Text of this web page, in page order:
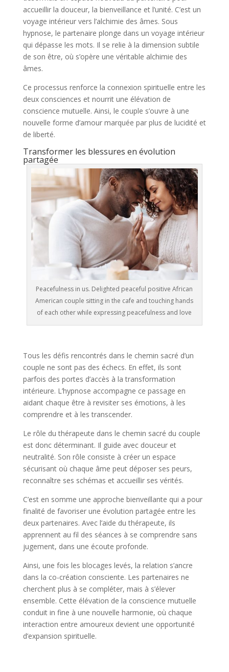
accueillir la douceur, la bienveillance et l’unité. C’est un
voyage intérieur vers l’alchimie des âmes. Sous
hypnose, le partenaire plonge dans un voyage intérieur
qui dépasse les mots. Il se relie à la dimension subtile
de son être, où s’opère une véritable alchimie des
âmes.
Ce processus renforce la connexion spirituelle entre les
deux consciences et nourrit une élévation de
conscience mutuelle. Ainsi, le couple s’ouvre à une
nouvelle forme d’amour marquée par plus de lucidité et
de liberté.
Transformer les blessures en évolution
partagée
Peacefulness in us. Delighted peaceful positive African
American couple sitting in the cafe and touching hands
of each other while expressing peacefulness and love
Tous les défis rencontrés dans le chemin sacré d’un
couple ne sont pas des échecs. En effet, ils sont
parfois des portes d’accès à la transformation
intérieure. L’hypnose accompagne ce passage en
aidant chaque être à revisiter ses émotions, à les
comprendre et à les transcender.
Le rôle du thérapeute dans le chemin sacré du couple
est donc déterminant. Il guide avec douceur et
neutralité. Son rôle consiste à créer un espace
sécurisant où chaque âme peut déposer ses peurs,
reconnaître ses schémas et accueillir ses vérités.
C’est en somme une approche bienveillante qui a pour
finalité de favoriser une évolution partagée entre les
deux partenaires. Avec l’aide du thérapeute, ils
apprennent au fil des séances à se comprendre sans
jugement, dans une écoute profonde.
Ainsi, une fois les blocages levés, la relation s’ancre
dans la co-création consciente. Les partenaires ne
cherchent plus à se compléter, mais à s’élever
ensemble. Cette élévation de la conscience mutuelle
conduit in fine à une nouvelle harmonie, où chaque
interaction entre amoureux devient une opportunité
d’expansion spirituelle.